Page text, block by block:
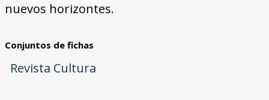
nuevos horizontes.
Conjuntos de fichas
Revista Cultura